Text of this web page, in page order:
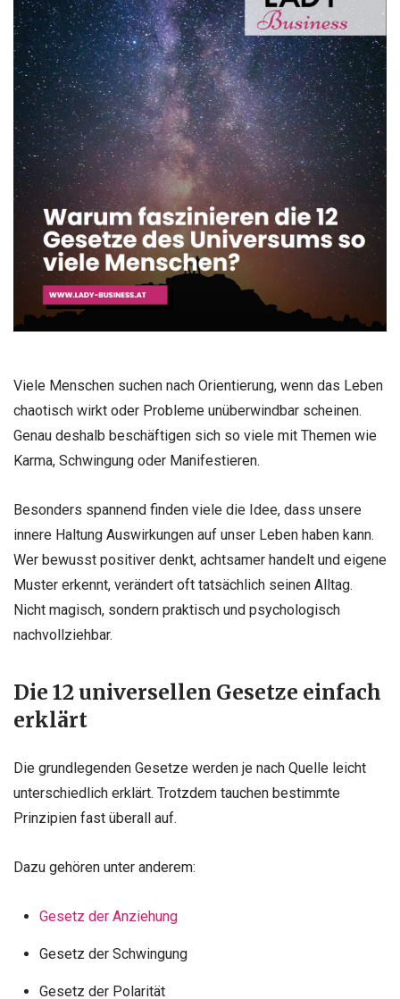
Viele Menschen suchen nach Orientierung, wenn das Leben
chaotisch wirkt oder Probleme unüberwindbar scheinen.
Genau deshalb beschäftigen sich so viele mit Themen wie
Karma, Schwingung oder Manifestieren.
Besonders spannend finden viele die Idee, dass unsere
innere Haltung Auswirkungen auf unser Leben haben kann.
Wer bewusst positiver denkt, achtsamer handelt und eigene
Muster erkennt, verändert oft tatsächlich seinen Alltag.
Nicht magisch, sondern praktisch und psychologisch
nachvollziehbar.
Die 12 universellen Gesetze einfach
erklärt
Die grundlegenden Gesetze werden je nach Quelle leicht
unterschiedlich erklärt. Trotzdem tauchen bestimmte
Prinzipien fast überall auf.
Dazu gehören unter anderem:
Gesetz der Anziehung
Gesetz der Schwingung
Gesetz der Polarität